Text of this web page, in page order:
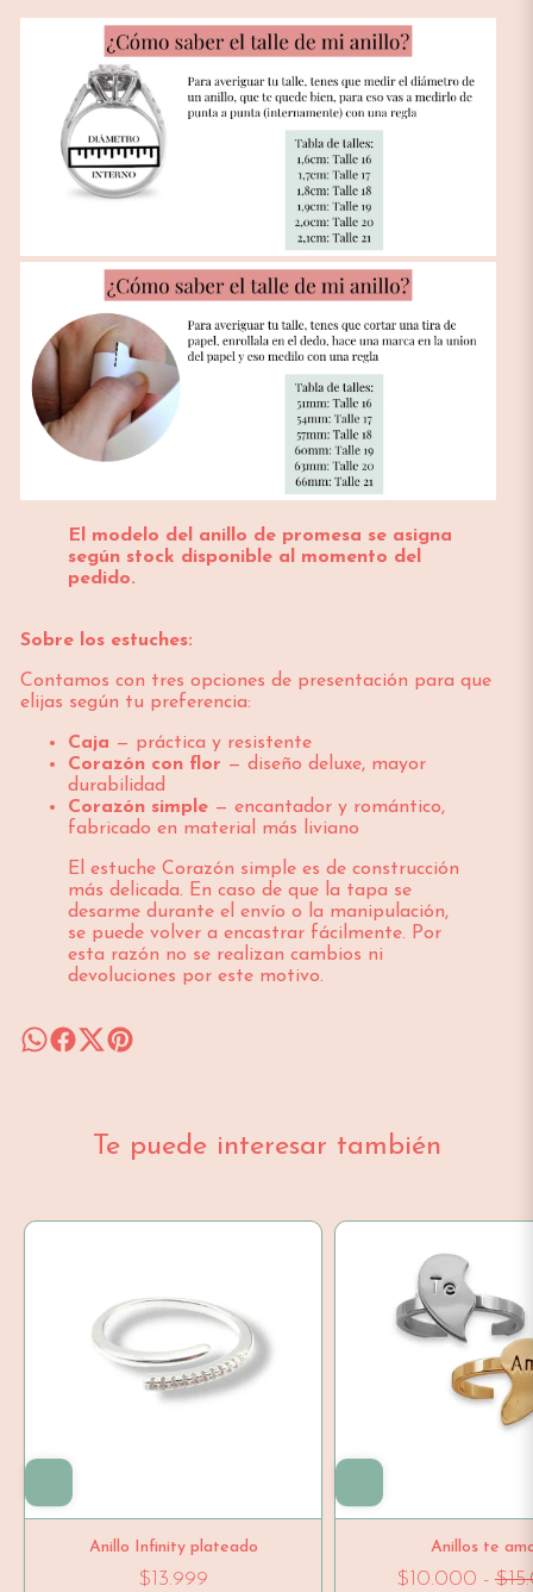
El modelo del anillo de promesa se asigna
según stock disponible al momento del
pedido.
Sobre los estuches:
Contamos con tres opciones de presentación para que
elijas según tu preferencia:
Caja — práctica y resistente
Corazón con flor — diseño deluxe, mayor
durabilidad
Corazón simple— encantador y romántico,
fabricado en material más liviano
El estuche Corazón simple es de construcción
más delicada. En caso de que la tapa se
desarme durante el envío o la manipulación,
se puede volver a encastrar fácilmente. Por
esta razón no se realizan cambios ni
devoluciones por este motivo.
Te puede interesar también
Anillo Infinity plateado
$13.999
Anillos te
$10.000 -